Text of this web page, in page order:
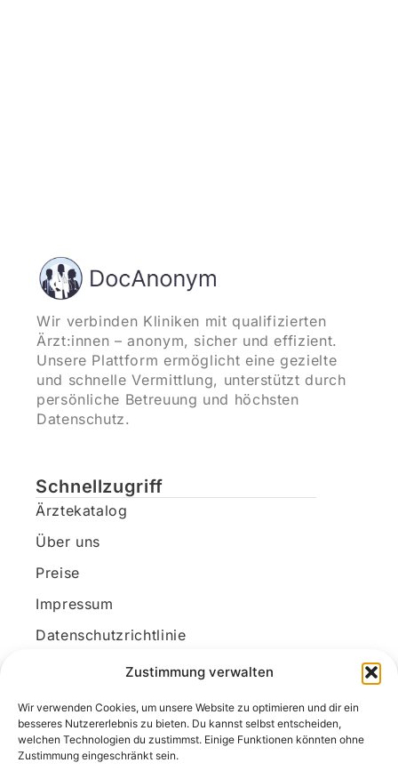
Zustimmung verwalten
Wir verwenden Cookies, um unsere Website zu optimieren und dir ein
besseres Nutzererlebnis zu bieten. Du kannst selbst entscheiden,
welchen Technologien du zustimmst. Einige Funktionen könnten ohne
Zustimmung eingeschränkt sein.
Wir verbinden Kliniken mit qualifizierten
Ärzt:innen – anonym, sicher und effizient.
Unsere Plattform ermöglicht eine gezielte
und schnelle Vermittlung, unterstützt durch
persönliche Betreuung und höchsten
Datenschutz.
Schnellzugriff
Ärztekatalog
Über uns
Preise
Impressum
Datenschutzrichtlinie
Kundenkonto
Unsere Kontaktdaten
E-Mail: kontakt@docanonym.com